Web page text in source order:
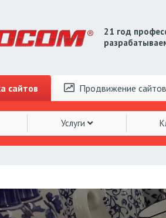
21 год
сайтов Продвижениесайтов
Услуги